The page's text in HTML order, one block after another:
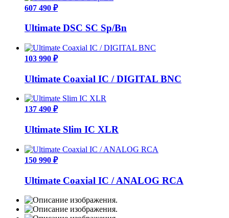
607 490 ₽
Ultimate DSC SC Sp/Bn
103 990 ₽
Ultimate Coaxial IC / DIGITAL BNC
137 490 ₽
Ultimate Slim IC XLR
150 990 ₽
Ultimate Coaxial IC / ANALOG RCA